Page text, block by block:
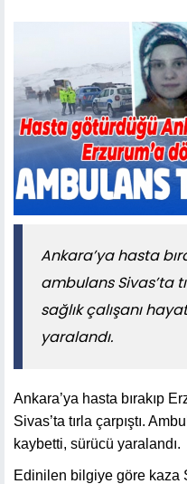
Ankara’ya hasta
ambulans Sivas’ta
sağlık çalışanı
yaralandı.
Ankara’ya hasta bırakıp
Sivas’ta tırla çarpıştı.
kaybetti, sürücü yaralandı.
Edinilen bilgiye göre kaza